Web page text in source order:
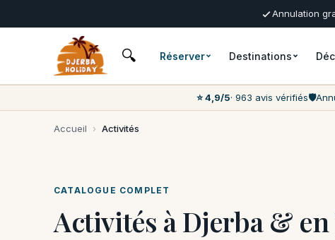
Annulation
🔍 Réserver Destinations
⭐ 4,9/5· 963 avis vérifiés🛡️
Accueil › Activités
CATALOGUE COMPLET
Activités à Djerba &